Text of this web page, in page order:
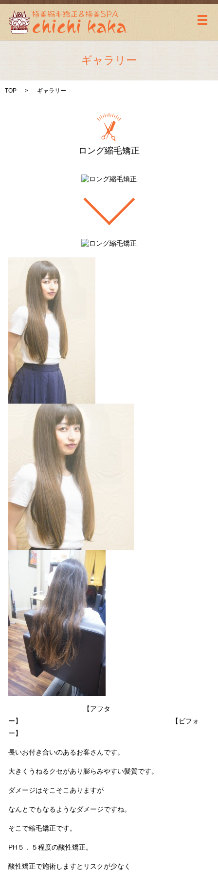
メ
ギャラリー
TOP ギャラリー
ロング縮毛矯正
【アフタ
ー】 【ビフォ
ー】
長いお付き合いのあるお客さんです。
大きくうねるクセがあり膨らみやすい髪質です。
ダメージはそこそこありますが
なんとでもなるようなダメージですね。
そこで縮毛矯正です。
PH５．５程度の酸性矯正。
酸性矯正で施術しますとリスクが少なく